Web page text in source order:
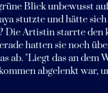
Blick unbewusst
stutzte und hätte
Die Artistin starrte den
hatten sie noch
ab. "Liegt das an dem
abgelenkt war,